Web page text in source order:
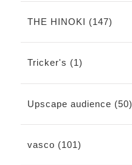
THE HINOKI (147)
Tricker's (1)
Upscape audience (50)
vasco (101)